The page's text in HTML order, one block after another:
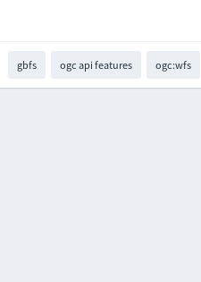
gbfs ogc api features ogc:wfs